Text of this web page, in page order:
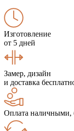
Изготовление
от 5 дней
Замер, дизайн
и доставка
Оплата наличными,